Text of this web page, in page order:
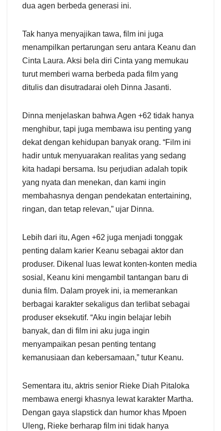
dua agen berbeda generasi ini.
Tak hanya menyajikan tawa, film ini juga
menampilkan pertarungan seru antara Keanu dan
Cinta Laura. Aksi bela diri Cinta yang memukau
turut memberi warna berbeda pada film yang
ditulis dan disutradarai oleh Dinna Jasanti.
Dinna menjelaskan bahwa Agen +62 tidak hanya
menghibur, tapi juga membawa isu penting yang
dekat dengan kehidupan banyak orang. “Film ini
hadir untuk menyuarakan realitas yang sedang
kita hadapi bersama. Isu perjudian adalah topik
yang nyata dan menekan, dan kami ingin
membahasnya dengan pendekatan entertaining,
ringan, dan tetap relevan,” ujar Dinna.
Lebih dari itu, Agen +62 juga menjadi tonggak
penting dalam karier Keanu sebagai aktor dan
produser. Dikenal luas lewat konten-konten media
sosial, Keanu kini mengambil tantangan baru di
dunia film. Dalam proyek ini, ia memerankan
berbagai karakter sekaligus dan terlibat sebagai
produser eksekutif. “Aku ingin belajar lebih
banyak, dan di film ini aku juga ingin
menyampaikan pesan penting tentang
kemanusiaan dan kebersamaan,” tutur Keanu.
Sementara itu, aktris senior Rieke Diah Pitaloka
membawa energi khasnya lewat karakter Martha.
Dengan gaya slapstick dan humor khas Mpoen
Uleng, Rieke berharap film ini tidak hanya